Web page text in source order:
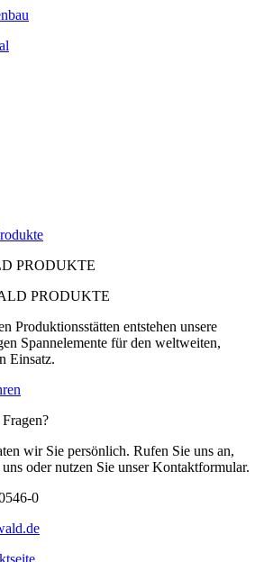
PRODUKTE
Produktionsstätten entstehen unsere
Spannelemente für den weltweiten,
Einsatz.
wir Sie persönlich. Rufen Sie uns an,
oder nutzen Sie unser Kontaktformular.
0